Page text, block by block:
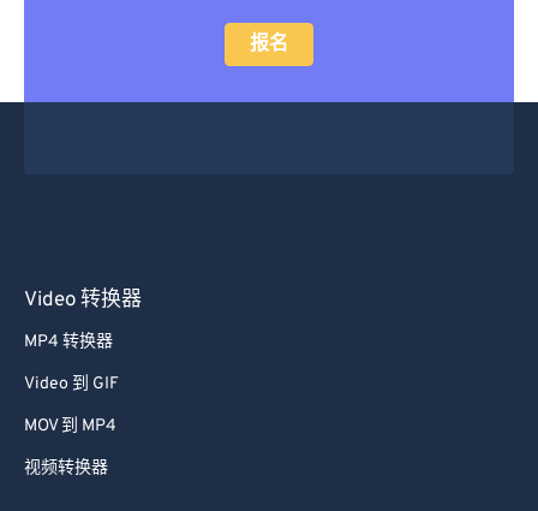
报名
Video 转换器
MP4 转换器
Video 到 GIF
MOV 到 MP4
视频转换器